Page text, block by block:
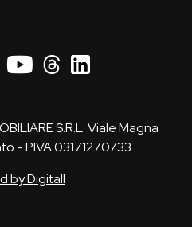
S.R.L. Viale Magna
- P.IVA 03171270733
by Digitall